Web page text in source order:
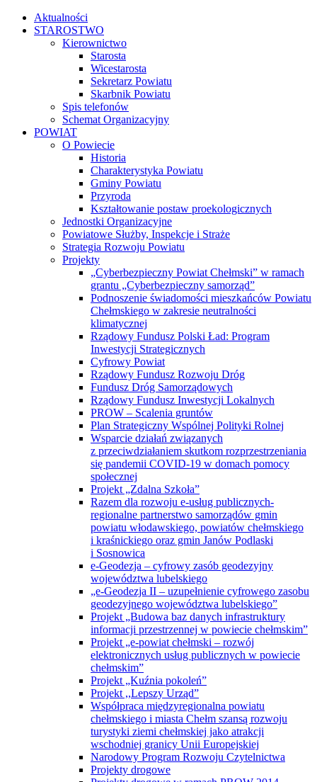
Aktualności
STAROSTWO
Kierownictwo
Starosta
Wicestarosta
Sekretarz Powiatu
Skarbnik Powiatu
Spis telefonów
Schemat Organizacyjny
POWIAT
O Powiecie
Historia
Charakterystyka Powiatu
Gminy Powiatu
Przyroda
Kształtowanie postaw proekologicznych
Jednostki Organizacyjne
Powiatowe Służby, Inspekcje i Straże
Strategia Rozwoju Powiatu
Projekty
„Cyberbezpieczny Powiat Chełmski” w ramach
grantu „Cyberbezpieczny samorząd”
Podnoszenie świadomości mieszkańców Powiatu
Chełmskiego w zakresie neutralności
klimatycznej
Rządowy Fundusz Polski Ład: Program
Inwestycji Strategicznych
Cyfrowy Powiat
Rządowy Fundusz Rozwoju Dróg
Fundusz Dróg Samorządowych
Rządowy Fundusz Inwestycji Lokalnych
PROW – Scalenia gruntów
Plan Strategiczny Wspólnej Polityki Rolnej
Wsparcie działań związanych
z przeciwdziałaniem skutkom rozprzestrzeniania
się pandemii COVID-19 w domach pomocy
społecznej
Projekt „Zdalna Szkoła”
Razem dla rozwoju e-usług publicznych-
regionalne partnerstwo samorządów gmin
powiatu włodawskiego, powiatów chełmskiego
i kraśnickiego oraz gmin Janów Podlaski
i Sosnowica
e-Geodezja – cyfrowy zasób geodezyjny
województwa lubelskiego
„e-Geodezja II – uzupełnienie cyfrowego zasobu
geodezyjnego województwa lubelskiego”
Projekt „Budowa baz danych infrastruktury
informacji przestrzennej w powiecie chełmskim”
Projekt „e-powiat chełmski – rozwój
elektronicznych usług publicznych w powiecie
chełmskim”
Projekt „Kuźnia pokoleń”
Projekt ,,Lepszy Urząd”
Współpraca międzyregionalna powiatu
chełmskiego i miasta Chełm szansą rozwoju
turystyki ziemi chełmskiej jako atrakcji
wschodniej granicy Unii Europejskiej
Narodowy Program Rozwoju Czytelnictwa
Projekty drogowe